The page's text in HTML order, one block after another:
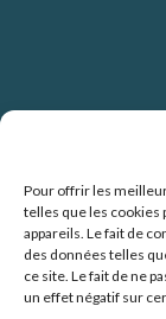
Pour offrir les
telles que les cookies
appareils. Le fait de
des données telles
ce site. Le fait de ne
un effet négatif sur